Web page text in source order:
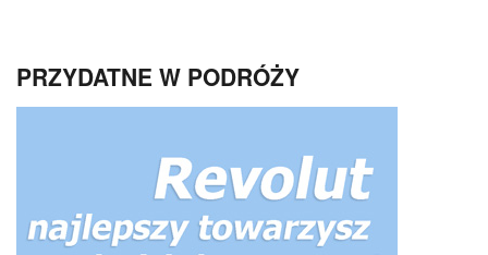
PRZYDATNE W PODRÓŻY